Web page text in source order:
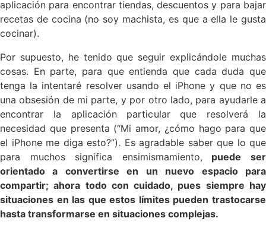
aplicación para encontrar tiendas, descuentos y para bajar
recetas de cocina (no soy machista, es que a ella le gusta
cocinar).
Por supuesto, he tenido que seguir explicándole muchas
cosas. En parte, para que entienda que cada duda que
tenga la intentaré resolver usando el iPhone y que no es
una obsesión de mi parte, y por otro lado, para ayudarle a
encontrar la aplicación particular que resolverá la
necesidad que presenta (“Mi amor, ¿cómo hago para que
el iPhone me diga esto?”). Es agradable saber que lo que
para muchos significa ensimismamiento, puede ser
orientado a convertirse en un nuevo espacio para
compartir; ahora todo con cuidado, pues siempre hay
situaciones en las que estos límites pueden trastocarse
hasta transformarse en situaciones complejas.